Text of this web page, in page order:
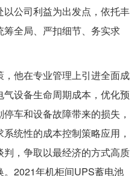
公司利益为出发点，依托丰
全局、严扣细节、务实求
他在专业管理上引进全面成
设备生命周期成本，优化预
车和设备故障带来的损失，
统性的成本控制策略应用，
，争取以最经济的方式高质
2021年机柜间UPS蓄电池